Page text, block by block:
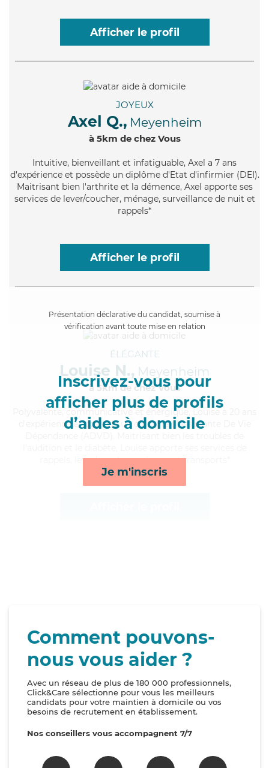
Afficher le profil
JOYEUX
Axel Q., Meyenheim
à 5km de chez Vous
Intuitive, bienveillant et infatiguable, Axel a 7 ans
d'expérience et possède un diplôme d'Etat d'infirmier (DEI).
Maitrisant bien l'arthrite et la démence, Axel apporte ses
services de lever/coucher, ménage, surveillance de nuit et
rappels*
Afficher le profil
Présentation déclarative du candidat, soumise à
vérification avant toute mise en relation
Inscrivez-vous pour
afficher plus de profils
d’aides à domicile
Je m'inscris
ÉLÉGANTE
Louise N., Meyenheim
à 5km de chez Vous
, communicative et énergique, Louise a 20 ans
d'expérience et possède un diplôme d'Assistante De Vie
rappels, lever/coucher, ménage et transports*
Comment pouvons-
nous vous aider ?
Avec un réseau de plus de 180 000 professionnels,
Click&Care sélectionne pour vous les meilleurs
candidats pour votre maintien à domicile ou vos
besoins de recrutement en établissement.
Nos conseillers vous accompagnent 7/7